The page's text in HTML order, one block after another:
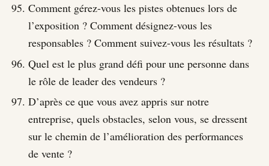
Comment gérez-vous les pistes obtenues lors de
l’exposition ? Comment désignez-vous les
responsables ? Comment suivez-vous les résultats ?
Quel est le plus grand défi pour une personne dans
le rôle de leader des vendeurs ?
D’après ce que vous avez appris sur notre
entreprise, quels obstacles, selon vous, se dressent
sur le chemin de l’amélioration des performances
de vente ?